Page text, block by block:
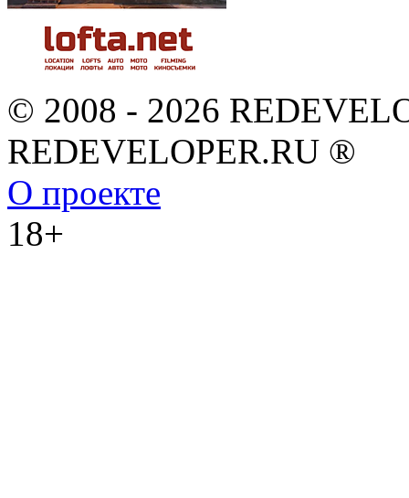
© 2008 - 2026
REDEVELOPER.RU ®
О проекте
18+